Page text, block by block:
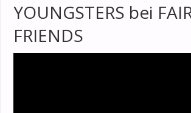
YOUNGSTERS bei
FRIENDS